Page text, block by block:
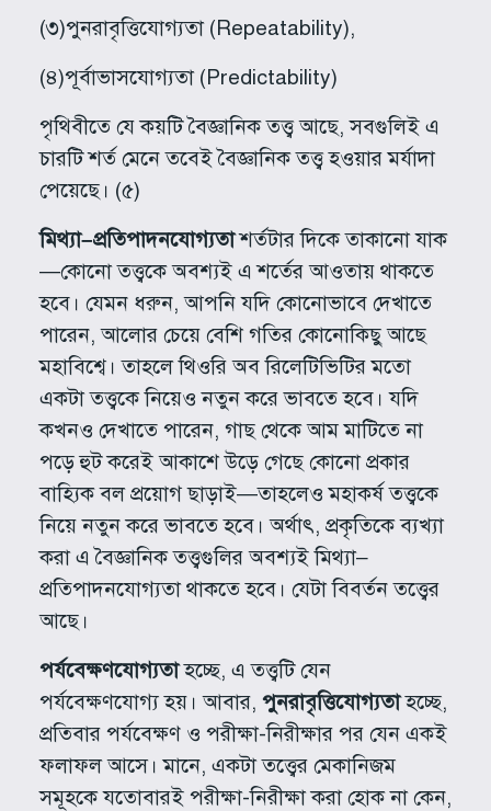
(৩)পুনরাবৃত্তিযোগ্যতা (Repeatability),
(৪)পূর্বাভাসযোগ্যতা (Predictability)
পৃথিবীতে যে কয়টি বৈজ্ঞানিক তত্ত্ব আছে, সবগুলিই এ
চারটি শর্ত মেনে তবেই বৈজ্ঞানিক তত্ত্ব হওয়ার মর্যাদা
পেয়েছে। (৫)
মিথ্যা–প্রতিপাদনযোগ্যতাশর্তটার দিকে তাকানো যাক
—কোনো তত্ত্বকে অবশ্যই এ শর্তের আওতায় থাকতে
হবে। যেমন ধরুন, আপনি যদি কোনোভাবে দেখাতে
পারেন, আলোর চেয়ে বেশি গতির কোনোকিছু আছে
মহাবিশ্বে। তাহলে থিওরি অব রিলেটিভিটির মতো
একটা তত্ত্বকে নিয়েও নতুন করে ভাবতে হবে। যদি
কখনও দেখাতে পারেন, গাছ থেকে আম মাটিতে না
পড়ে হুট করেই আকাশে উড়ে গেছে কোনো প্রকার
বাহ্যিক বল প্রয়োগ ছাড়াই—তাহলেও মহাকর্ষ তত্ত্বকে
নিয়ে নতুন করে ভাবতে হবে। অর্থাৎ, প্রকৃতিকে ব্যখ্যা
করা এ বৈজ্ঞানিক তত্ত্বগুলির অবশ্যই মিথ্যা–
প্রতিপাদনযোগ্যতা থাকতে হবে। যেটা বিবর্তন তত্ত্বের
আছে।
পর্যবেক্ষণযোগ্যতাহচ্ছে, এ তত্ত্বটি যেন
পর্যবেক্ষণযোগ্য হয়। আবার, পুনরাবৃত্তিযোগ্যতাহচ্ছে,
প্রতিবার পর্যবেক্ষণ ও পরীক্ষা-নিরীক্ষার পর যেন একই
ফলাফল আসে। মানে, একটা তত্ত্বের মেকানিজম
সমূহকে যতোবারই পরীক্ষা-নিরীক্ষা করা হোক না কেন,